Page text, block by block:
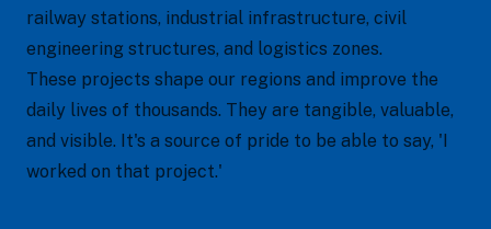
railway stations, industrial infrastructure, civil
engineering structures, and logistics zones.
These projects shape our regions and improve the
daily lives of thousands. They are tangible, valuable,
and visible. It's a source of pride to be able to say, 'I
worked on that project.'